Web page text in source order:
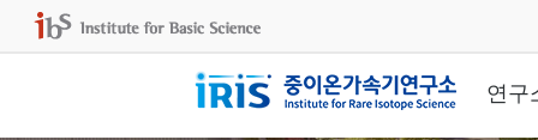
연구